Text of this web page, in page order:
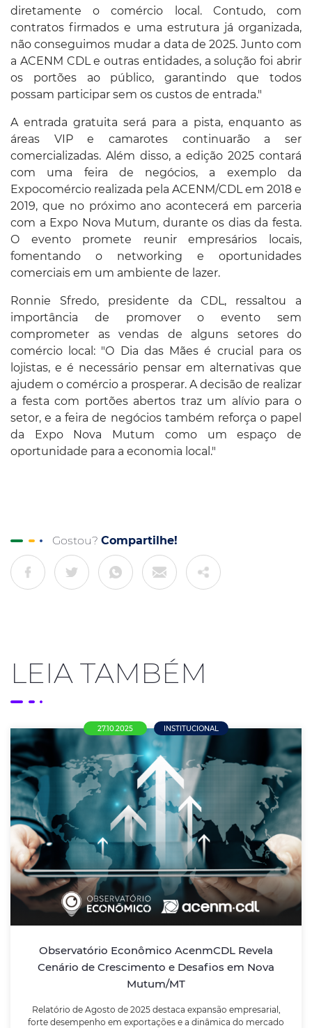
diretamente o comércio local. Contudo, com
contratos firmados e uma estrutura já organizada,
não conseguimos mudar a data de 2025. Junto com
a ACENM CDL e outras entidades, a solução foi abrir
os portões ao público, garantindo que todos
possam participar sem os custos de entrada."
A entrada gratuita será para a pista, enquanto as
áreas VIP e camarotes continuarão a ser
comercializadas. Além disso, a edição 2025 contará
com uma feira de negócios, a exemplo da
Expocomércio realizada pela ACENM/CDL em 2018 e
2019, que no próximo ano acontecerá em parceria
com a Expo Nova Mutum, durante os dias da festa.
O evento promete reunir empresários locais,
fomentando o networking e oportunidades
comerciais em um ambiente de lazer.
Ronnie Sfredo, presidente da CDL, ressaltou a
importância de promover o evento sem
comprometer as vendas de alguns setores do
comércio local: "O Dia das Mães é crucial para os
lojistas, e é necessário pensar em alternativas que
ajudem o comércio a prosperar. A decisão de realizar
a festa com portões abertos traz um alívio para o
setor, e a feira de negócios também reforça o papel
da Expo Nova Mutum como um espaço de
oportunidade para a economia local."
Gostou? Compartilhe!
LEIA TAMBÉM
27.10.2025 INSTITUCIONAL
Observatório Econômico AcenmCDL Revela
Cenário de Crescimento e Desafios em Nova
Mutum/MT
Relatório de Agosto de 2025 destaca expansão empresarial,
forte desempenho em exportações e a dinâmica do mercado
Observatório Econômico AcenmCDL
Revela Cenário de Crescimento e Desafios
em Nova Mutum/MT
Relatório de Agosto de 2025 destaca expansão
empresarial, forte desempenho em exportações e a
dinâmica do mercado de trabalho local.
LEIA MAIS